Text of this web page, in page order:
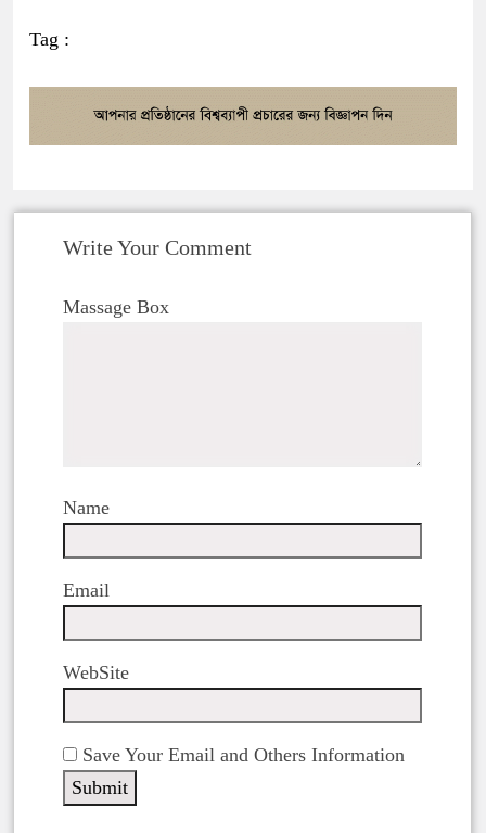
Tag :
Write Your Comment
Massage Box
Name
Email
WebSite
Save Your Email and Others Information